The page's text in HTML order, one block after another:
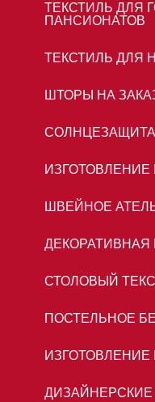
ТЕКСТИЛЬ ДЛЯ
ПАНСИОНАТОВ
ТЕКСТИЛЬ ДЛЯ
ШТОРЫ НА
ИЗГОТОВЛЕНИЕ
ШВЕЙНОЕ
СТОЛОВЫЙ
ПОСТЕЛЬНОЕ
ДИЗАЙНЕРСКИЕ